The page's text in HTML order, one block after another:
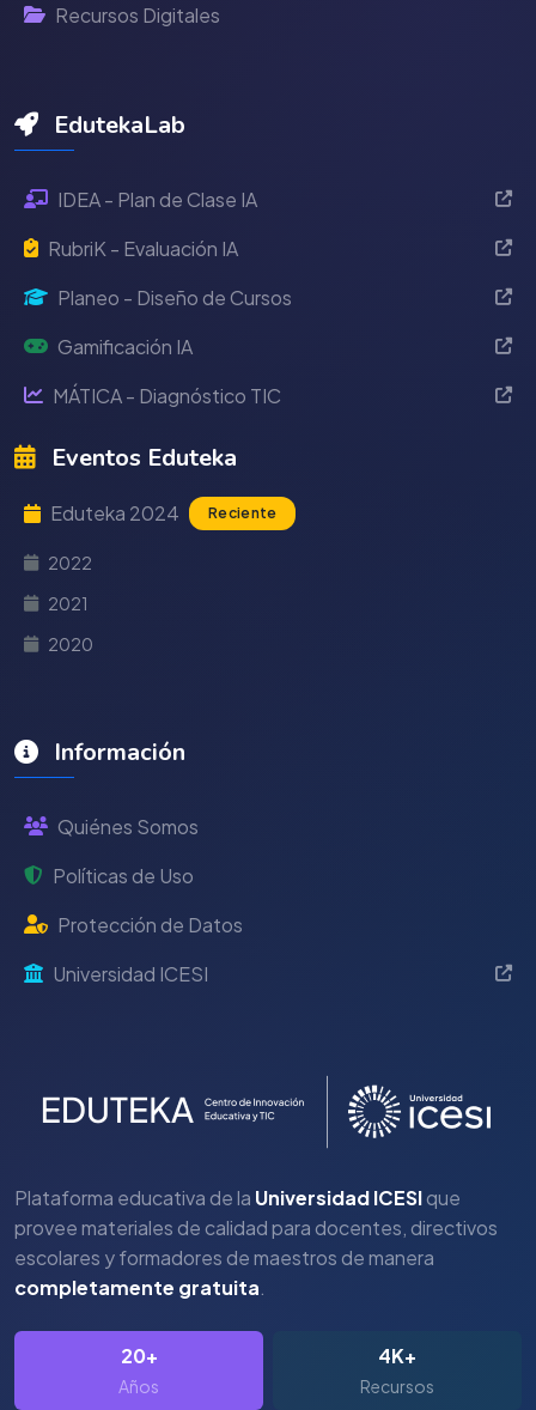
Recursos Digitales
EdutekaLab
IDEA - Plan de Clase IA
RubriK - Evaluación IA
Planeo - Diseño de Cursos
Gamificación IA
MÁTICA - Diagnóstico TIC
Eventos Eduteka
Eduteka 2024 Reciente
2022
2021
2020
Información
Quiénes Somos
Políticas de Uso
Protección de Datos
Universidad ICESI
Plataforma educativa de la Universidad ICESIque
provee materiales de calidad para docentes, directivos
escolares y formadores de maestros de manera
completamente gratuita.
20+
Años
4K+
Recursos